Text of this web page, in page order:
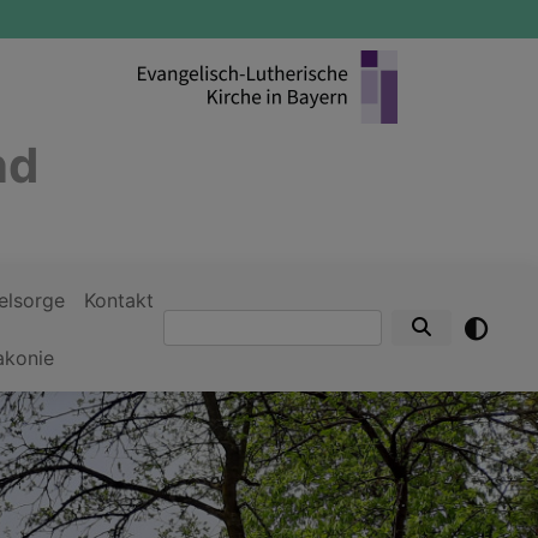
Kontakt